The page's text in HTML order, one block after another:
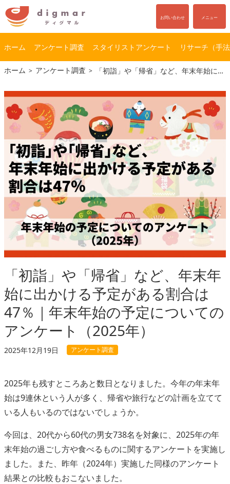
コ
ン
ン
ツ
キ
ナ
ビ
ー
シ
に
お問い合わせ メニュー
ホーム アンケート調査 スタイリストアンケート リサーチ（手
ホーム アンケート調査 「初詣」や「帰省」など、年末年始に出かける予定がある割合は47％｜年末年始の予定についてのアンケート（2025年）
「初詣」や「帰省」など、年末年
始に出かける予定がある割合は
47％｜年末年始の予定についての
アンケート（2025年）
2025年12月19日 アンケート調査
2025年も残すところあと数日となりました。今年の年末年
始は9連休という人が多く、帰省や旅行などの計画を立てて
いる人もいるのではないでしょうか。
今回は、20代から60代の男女738名を対象に、2025年の年
末年始の過ごし方や食べるものに関するアンケートを実施し
ました。また、昨年（2024年）実施した同様のアンケート
結果との比較もおこないました。